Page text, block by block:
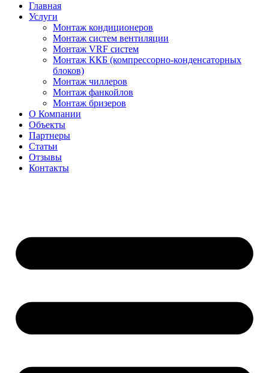
Главная
Услуги
Монтаж кондиционеров
Монтаж cистем вентиляции
Монтаж VRF систем
Монтаж ККБ (компрессорно-конденсаторных
блоков)
Монтаж чиллеров
Монтаж фанкойлов
Монтаж бризеров
О Компании
Объекты
Партнеры
Статьи
Отзывы
Контакты